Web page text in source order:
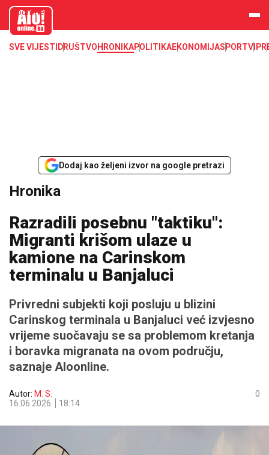
aloonline.b
SVE VIJESTI DRUŠTVOHRONIKAPOLITIKAEKONOMIJASPORTVIP
Dodaj kao željeni izvor na google pretrazi
Hronika
Razradili posebnu "taktiku":
Migranti krišom ulaze u
kamione na Carinskom
terminalu u Banjaluci
Privredni subjekti koji posluju u blizini
Carinskog terminala u Banjaluci već izvjesno
vrijeme suočavaju se sa problemom kretanja
i boravka migranata na ovom području,
saznaje Aloonline.
Autor: M. S.
16.06.2026.
18:14
0